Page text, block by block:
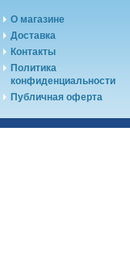
О магазине
Доставка
Контакты
Политика
конфиденциальности
Публичная оферта